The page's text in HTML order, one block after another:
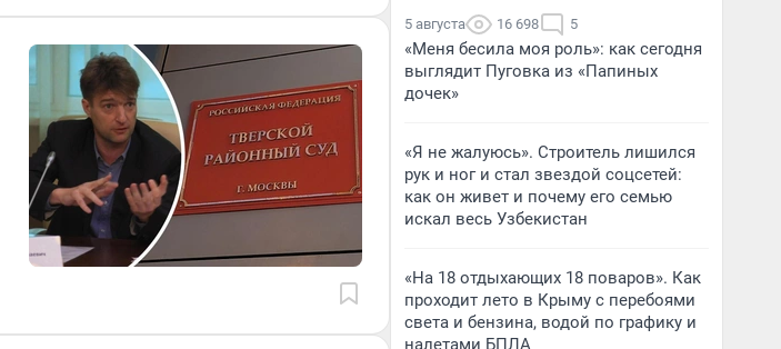
5 августа 16 698 5
«Меня бесила моя роль»: как сегодня
выглядит Пуговка из «Папиных
дочек»
«Я не жалуюсь». Строитель лишился
рук и ног и стал звездой соцсетей:
как он живет и почему его семью
искал весь Узбекистан
«На 18 отдыхающих 18 поваров». Как
проходит лето в Крыму с перебоями
света и бензина, водой по графику и
налетами БПЛА